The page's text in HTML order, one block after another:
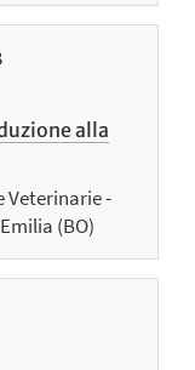
alla
Veterinarie -
(BO)